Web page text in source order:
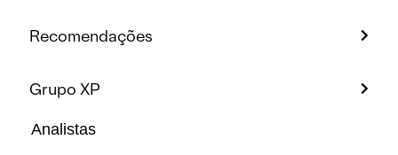
Recomendações
Grupo XP
Analistas